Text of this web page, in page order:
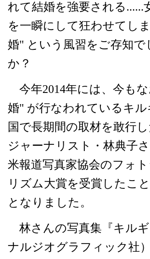
れて結婚を強要される......
を一瞬にして狂わせてし
婚" という風習をご存知で
か？
今年2014年には、今も
婚" が行なわれているキル
国で長期間の取材を敢行
ジャーナリスト・林典子
米報道写真家協会のフォ
リズム大賞を受賞したこ
となりました。
林さんの写真集『キル
ナルジオグラフィック社